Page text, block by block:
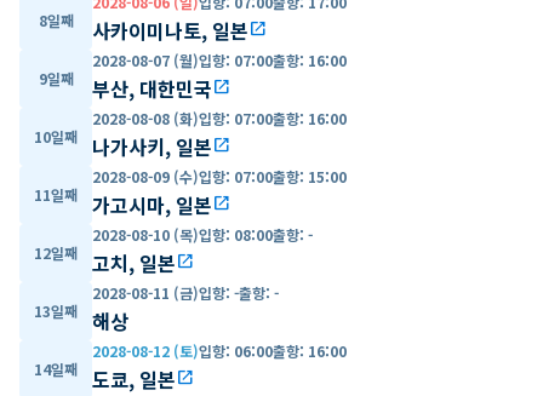
8일째 사카이미나토, 일본open_in_new
9일째
2028-08-07 (월)입항: 07:00출항: 16:00
부산, 대한민국open_in_new
10일째
2028-08-08 (화)입항: 07:00출항: 16:00
나가사키, 일본open_in_new
11일째
2028-08-09 (수)입항: 07:00출항: 15:00
가고시마, 일본open_in_new
12일째
2028-08-10 (목)입항: 08:00출항: -
고치, 일본open_in_new
13일째
2028-08-11 (금)입항: -출항: -
해상
14일째
2028-08-12 (토)입항: 06:00출항: 16:00
도쿄, 일본open_in_new